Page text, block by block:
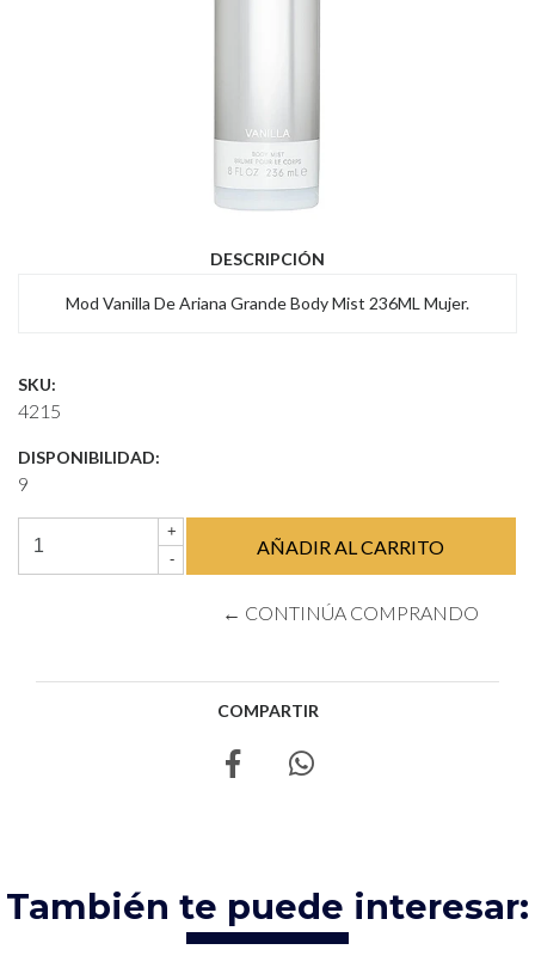
DESCRIPCIÓN
Mod Vanilla De Ariana Grande Body Mist 236ML Mujer.
SKU:
4215
DISPONIBILIDAD:
9
+
-
← CONTINÚA COMPRANDO
COMPARTIR
También te puede interesar: